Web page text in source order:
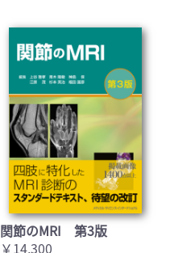
関節のMRI 第3版
￥14,300